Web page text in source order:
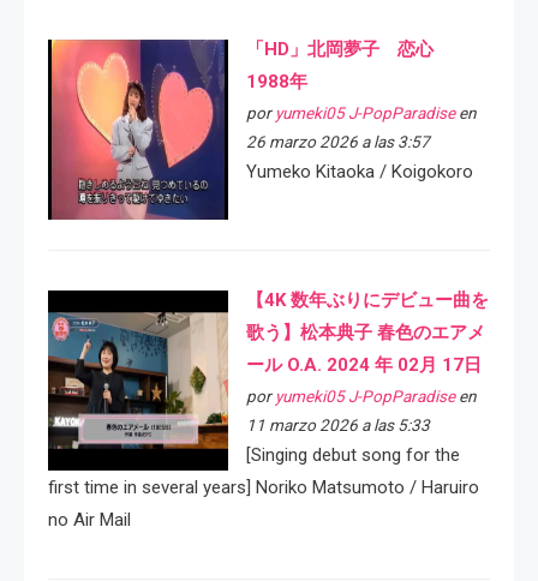
「HD」北岡夢子 恋心
1988年
por yumeki05 J-PopParadiseen
26 marzo 2026 a las 3:57
Yumeko Kitaoka / Koigokoro
【4K 数年ぶりにデビュー曲を
歌う】松本典子 春色のエアメ
ール O.A. 2024 年 02月 17日
por yumeki05 J-PopParadiseen
11 marzo 2026 a las 5:33
[Singing debut song for the
first time in several years] Noriko Matsumoto / Haruiro
no Air Mail